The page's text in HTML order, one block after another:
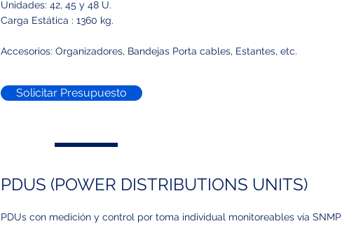
Unidades: 42, 45 y 48 U.
Carga Estática : 1360 kg.
Accesorios: Organizadores, Bandejas Porta cables, Estantes, etc.
Solicitar Presupuesto
PDUS (POWER DISTRIBUTIONS UNITS)
PDUs con medición y control por toma individual monitoreables vía SNMP